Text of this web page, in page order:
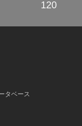
120
タベース